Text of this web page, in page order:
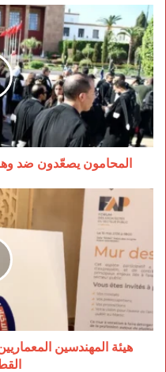
المحامون
يصعّدون
ضد
وهبي
ويهددون
باستقالات
جماعية
المحامون يصعّدون ضد
هيئة
المهندسين
المعماريين
تفتح
نقاشاً
جديداً
حول
تحديات
القطاع
العام
هيئة المهندسين